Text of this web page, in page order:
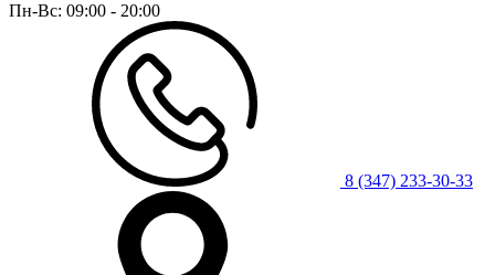
Пн-Вс: 09:00 - 20:00
8 (347) 233-30-33